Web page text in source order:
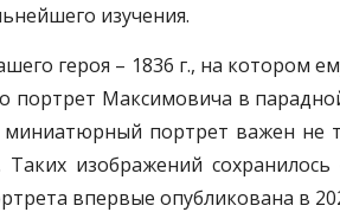
изучения.
героя – 1836 г., на котором
Максимовича в
миниатюрный портрет важен
изображений
впервые опубликована в